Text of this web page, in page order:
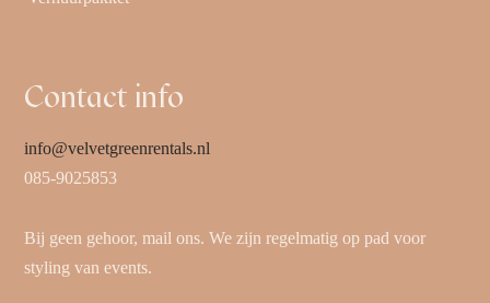
Contact info
info@velvetgreenrentals.nl
085-9025853
Bij geen gehoor, mail ons. We zijn regelmatig op pad voor
styling van events.